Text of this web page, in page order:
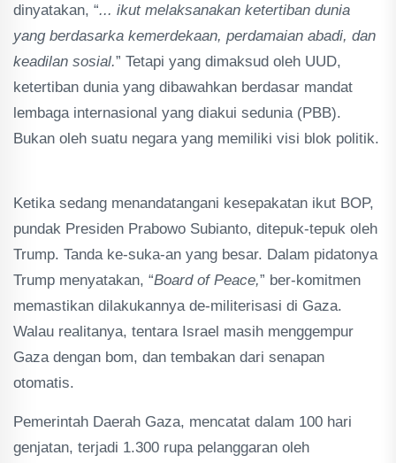
dinyatakan, “... ikut melaksanakan ketertiban dunia
yang berdasarka kemerdekaan, perdamaian abadi, dan
keadilan sosial.” Tetapi yang dimaksud oleh UUD,
ketertiban dunia yang dibawahkan berdasar mandat
lembaga internasional yang diakui sedunia (PBB).
Bukan oleh suatu negara yang memiliki visi blok politik.
Ketika sedang menandatangani kesepakatan ikut BOP,
pundak Presiden Prabowo Subianto, ditepuk-tepuk oleh
Trump. Tanda ke-suka-an yang besar. Dalam pidatonya
Trump menyatakan, “Board of Peace,” ber-komitmen
memastikan dilakukannya de-militerisasi di Gaza.
Walau realitanya, tentara Israel masih menggempur
Gaza dengan bom, dan tembakan dari senapan
otomatis.
Pemerintah Daerah Gaza, mencatat dalam 100 hari
genjatan, terjadi 1.300 rupa pelanggaran oleh